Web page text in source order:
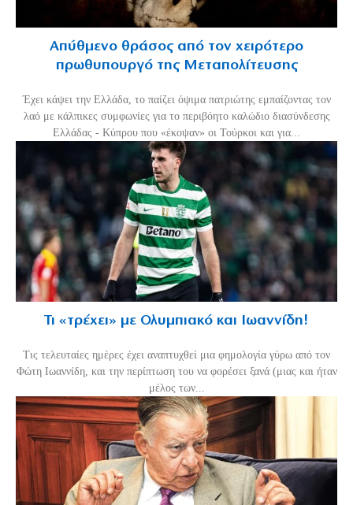
Απύθμενο θράσος από τον χειρότερο
πρωθυπουργό της Μεταπολίτευσης
Έχει κάψει την Ελλάδα, το παίζει όψιμα πατριώτης εμπαίζοντας τον
λαό με κάλπικες συμφωνίες για το περιβόητο καλώδιο διασύνδεσης
Ελλάδας - Κύπρου που «έκοψαν» οι Τούρκοι και για...
Τι «τρέχει» με Ολυμπιακό και Ιωαννίδη!
Τις τελευταίες ημέρες έχει αναπτυχθεί μια φημολογία γύρω από τον
Φώτη Ιωαννίδη, και την περίπτωση του να φορέσει ξανά (μιας και ήταν
μέλος των...